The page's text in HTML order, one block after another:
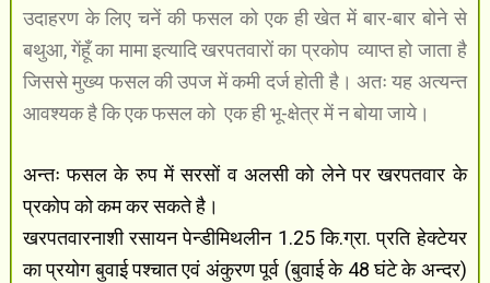
उदाहरण के लिए चनें की फसल को एक ही खेत में बार-बार बोने से
बथुआ, गेंहूँ का मामा इत्यादि खरपतवारों का प्रकोप व्याप्त हो जाता है
जिससे मुख्य फसल की उपज में कमी दर्ज होती है। अतः यह अत्यन्त
आवश्यक है कि एक फसल को एक ही भू-क्षेत्र में न बोया जाये।
अन्तः फसल के रुप में सरसों व अलसी को लेने पर खरपतवार के
प्रकोप को कम कर सकते है।
खरपतवारनाशी रसायन पेन्डीमिथलीन 1.25 कि.ग्रा. प्रति हेक्टेयर
का प्रयोग बुवाई पश्चात एवं अंकुरण पूर्व (बुवाई के 48 घंटे के अन्दर)